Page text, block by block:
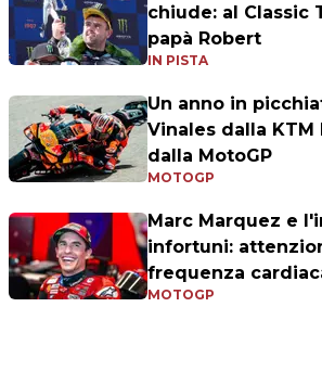
chiude: al Classic
papà Robert
IN PISTA
Un anno in
Vinales dalla
dalla MotoGP
MOTOGP
Marc Marquez e
infortuni:
frequenza
MOTOGP